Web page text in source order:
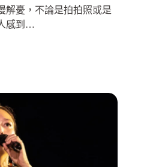
解憂，不論是拍拍照或是
感到…